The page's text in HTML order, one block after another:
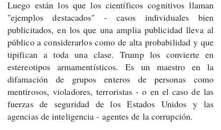
Luego están los que los científicos cognitivos llaman
"ejemplos destacados" - casos individuales bien
publicitados, en los que una amplia publicidad lleva al
público a considerarlos como de alta probabilidad y que
tipifican a toda una clase. Trump los convierte en
estereotipos armamentísticos. Es un maestro en la
difamación de grupos enteros de personas como
mentirosos, violadores, terroristas - o en el caso de las
fuerzas de seguridad de los Estados Unidos y las
agencias de inteligencia - agentes de la corrupción.